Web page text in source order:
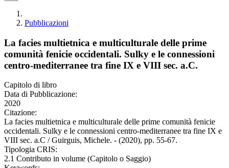
Pubblicazioni
La facies multietnica e multiculturale delle prime
comunità fenicie occidentali. Sulky e le connessioni
centro-mediterranee tra fine IX e VIII sec. a.C.
Capitolo di libro
Data di Pubblicazione:
2020
Citazione:
La facies multietnica e multiculturale delle prime comunità fenicie
occidentali. Sulky e le connessioni centro-mediterranee tra fine IX e
VIII sec. a.C / Guirguis, Michele. - (2020), pp. 55-67.
Tipologia CRIS:
2.1 Contributo in volume (Capitolo o Saggio)